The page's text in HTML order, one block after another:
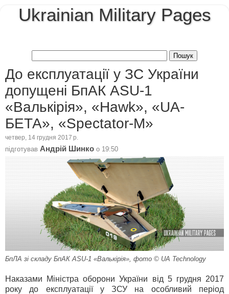
Ukrainian Military Pages
До експлуатації у ЗС України
допущені БпАК ASU-1
«Валькірія», «Hawk», «UA-
БЕТА», «Spectator-M»
четвер, 14 грудня 2017 р.
підготував Андрій Шинко о 19:50
БпЛА зі складу БпАК ASU-1 «Валькірія», фото © UA Teсhnology
Наказами Міністра оборони України від 5 грудня 2017
року до експлуатації у ЗСУ на особливий період